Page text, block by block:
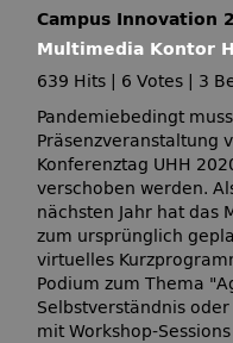
Campus Innovation
Multimedia Kontor
639 Hits
6 Votes
3
Pandemiebedingt
Präsenzveranstaltung
Konferenztag UHH
verschoben werden.
nächsten Jahr hat das
zum ursprünglich
virtuelles
Podium zum Thema
Selbstverständnis oder
mit Workshop-